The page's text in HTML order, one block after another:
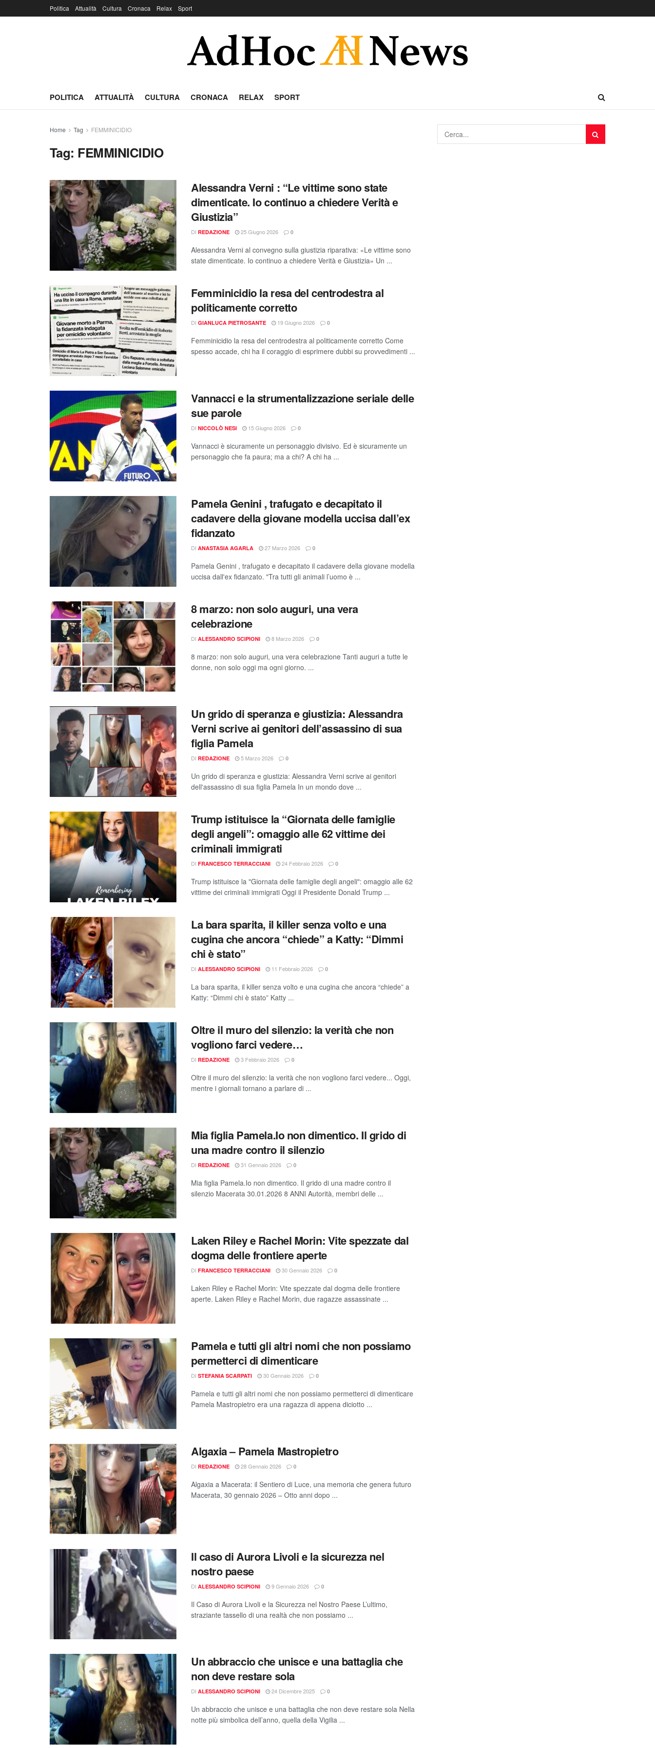
Politica Attualità Cultura Cronaca Relax Sport
POLITICA ATTUALITÀ CULTURA CRONACA RELAX SPORT
Home Tag FEMMINICIDIO
Tag: FEMMINICIDIO
Alessandra Verni : “Le vittime sono state
dimenticate. Io continuo a chiedere Verità e
Giustizia”
DI REDAZIONE 25 Giugno 2026 0
Alessandra Verni al convegno sulla giustizia riparativa: «Le vittime sono
state dimenticate. Io continuo a chiedere Verità e Giustizia» Un ...
Femminicidio la resa del centrodestra al
politicamente corretto
DI GIANLUCA PIETROSANTE 19 Giugno 2026 0
Femminicidio la resa del centrodestra al politicamente corretto Come
spesso accade, chi ha il coraggio di esprimere dubbi su provvedimenti ...
Vannacci e la strumentalizzazione seriale delle
sue parole
DI NICCOLÒ NESI 15 Giugno 2026 0
Vannacci è sicuramente un personaggio divisivo. Ed è sicuramente un
personaggio che fa paura; ma a chi? A chi ha ...
Pamela Genini , trafugato e decapitato il
cadavere della giovane modella uccisa dall’ex
fidanzato
DI ANASTASIA AGARLA 27 Marzo 2026 0
Pamela Genini , trafugato e decapitato il cadavere della giovane modella
uccisa dall'ex fidanzato. "Tra tutti gli animali l’uomo è ...
8 marzo: non solo auguri, una vera
celebrazione
DI ALESSANDRO SCIPIONI 8 Marzo 2026 0
8 marzo: non solo auguri, una vera celebrazione Tanti auguri a tutte le
donne, non solo oggi ma ogni giorno. ...
Un grido di speranza e giustizia: Alessandra
Verni scrive ai genitori dell’assassino di sua
figlia Pamela
DI REDAZIONE 5 Marzo 2026 0
Un grido di speranza e giustizia: Alessandra Verni scrive ai genitori
dell'assassino di sua figlia Pamela In un mondo dove ...
Trump istituisce la “Giornata delle famiglie
degli angeli”: omaggio alle 62 vittime dei
criminali immigrati
DI FRANCESCO TERRACCIANI 24 Febbraio 2026 0
Trump istituisce la "Giornata delle famiglie degli angeli": omaggio alle 62
vittime dei criminali immigrati Oggi il Presidente Donald Trump ...
La bara sparita, il killer senza volto e una
cugina che ancora “chiede” a Katty: “Dimmi
chi è stato”
DI ALESSANDRO SCIPIONI 11 Febbraio 2026 0
La bara sparita, il killer senza volto e una cugina che ancora “chiede” a
Katty: “Dimmi chi è stato” Katty ...
Oltre il muro del silenzio: la verità che non
vogliono farci vedere…
DI REDAZIONE 3 Febbraio 2026 0
Oltre il muro del silenzio: la verità che non vogliono farci vedere... ​Oggi,
mentre i giornali tornano a parlare di ...
Mia figlia Pamela.Io non dimentico. Il grido di
una madre contro il silenzio
DI REDAZIONE 31 Gennaio 2026 0
Mia figlia Pamela.Io non dimentico. Il grido di una madre contro il
silenzio Macerata 30.01.2026 8 ANNI Autorità, membri delle ...
Laken Riley e Rachel Morin: Vite spezzate dal
dogma delle frontiere aperte
DI FRANCESCO TERRACCIANI 30 Gennaio 2026 0
Laken Riley e Rachel Morin: Vite spezzate dal dogma delle frontiere
aperte. Laken Riley e Rachel Morin, due ragazze assassinate ...
Pamela e tutti gli altri nomi che non possiamo
permetterci di dimenticare
DI STEFANIA SCARPATI 30 Gennaio 2026 0
Pamela e tutti gli altri nomi che non possiamo permetterci di dimenticare
Pamela Mastropietro era una ragazza di appena diciotto ...
Algaxia – Pamela Mastropietro
DI REDAZIONE 28 Gennaio 2026 0
Algaxia a Macerata: il Sentiero di Luce, una memoria che genera futuro
Macerata, 30 gennaio 2026 – Otto anni dopo ...
Il caso di Aurora Livoli e la sicurezza nel
nostro paese
DI ALESSANDRO SCIPIONI 9 Gennaio 2026 0
Il Caso di Aurora Livoli e la Sicurezza nel Nostro Paese ​L’ultimo,
straziante tassello di una realtà che non possiamo ...
Un abbraccio che unisce e una battaglia che
non deve restare sola
DI ALESSANDRO SCIPIONI 24 Dicembre 2025 0
Un abbraccio che unisce e una battaglia che non deve restare sola Nella
notte più simbolica dell’anno, quella della Vigilia ...